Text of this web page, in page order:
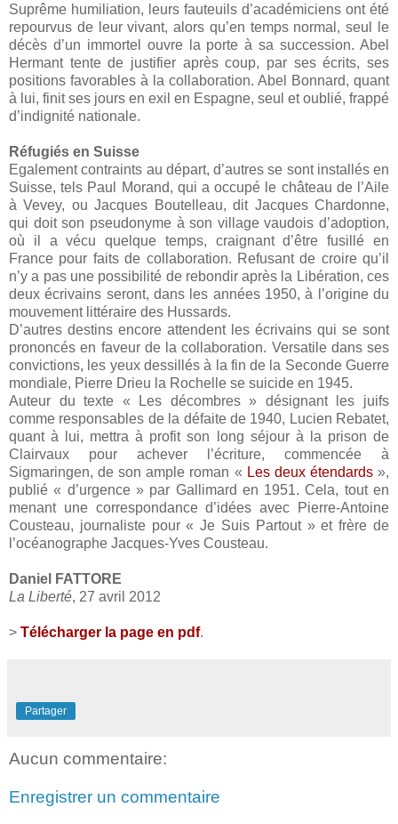
Suprême humiliation, leurs fauteuils d’académiciens ont été
repourvus de leur vivant, alors qu’en temps normal, seul le
décès d’un immortel ouvre la porte à sa succession. Abel
Hermant tente de justifier après coup, par ses écrits, ses
positions favorables à la collaboration. Abel Bonnard, quant
à lui, finit ses jours en exil en Espagne, seul et oublié, frappé
d’indignité nationale.
Réfugiés en Suisse
Egalement contraints au départ, d’autres se sont installés en
Suisse, tels Paul Morand, qui a occupé le château de l’Aile
à Vevey, ou Jacques Boutelleau, dit Jacques Chardonne,
qui doit son pseudonyme à son village vaudois d’adoption,
où il a vécu quelque temps, craignant d’être fusillé en
France pour faits de collaboration. Refusant de croire qu’il
n’y a pas une possibilité de rebondir après la Libération, ces
deux écrivains seront, dans les années 1950, à l’origine du
mouvement littéraire des Hussards.
D’autres destins encore attendent les écrivains qui se sont
prononcés en faveur de la collaboration. Versatile dans ses
convictions, les yeux dessillés à la fin de la Seconde Guerre
mondiale, Pierre Drieu la Rochelle se suicide en 1945.
Auteur du texte « Les décombres » désignant les juifs
comme responsables de la défaite de 1940, Lucien Rebatet,
quant à lui, mettra à profit son long séjour à la prison de
Clairvaux pour achever l’écriture, commencée à
Sigmaringen, de son ample roman « Les deux étendards»,
publié « d’urgence » par Gallimard en 1951. Cela, tout en
menant une correspondance d’idées avec Pierre-Antoine
Cousteau, journaliste pour « Je Suis Partout » et frère de
l’océanographe Jacques-Yves Cousteau.
Daniel FATTORE
La Liberté, 27 avril 2012
> Télécharger la page en pdf.
Partager
Aucun commentaire:
Enregistrer un commentaire